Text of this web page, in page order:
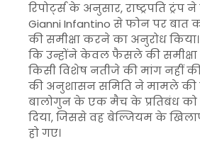
रिपोर्ट्स के अनुसार, राष्ट्रपति ट्रंप
Gianni Infantino से फोन पर बात
की समीक्षा करने का अनुरोध
कि उन्होंने केवल फैसले की
किसी विशेष नतीजे की मांग नहीं
की अनुशासन समिति ने मामले की
बालोगुन के एक मैच के प्रतिबंध
दिया, जिससे वह बेल्जियम के
हो गए।